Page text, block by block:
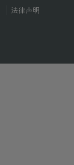
法律声明